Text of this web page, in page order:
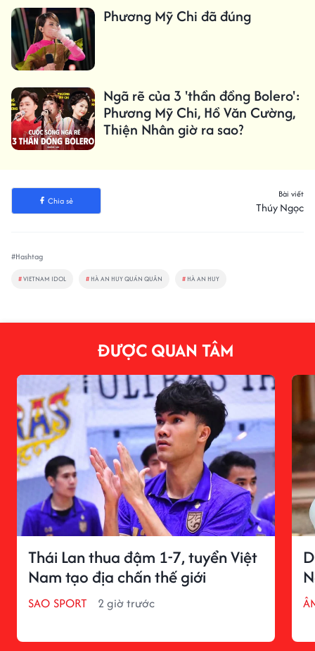
Phương Mỹ Chi đã đúng
Ngã rẽ của 3 'thần đồng Bolero':
Phương Mỹ Chi, Hồ Văn Cường,
Thiện Nhân giờ ra sao?
Chia sẻ
Bài viết
Thúy Ngọc
#Hashtag
#VIETNAM IDOL # HÀ AN HUY QUÁN QUÂN # HÀ AN HUY
ĐƯỢC QUAN TÂM
Thái Lan thua đậm 1-7, tuyển Việt
Nam tạo địa chấn thế giới
SAO SPORT 2 giờ trước